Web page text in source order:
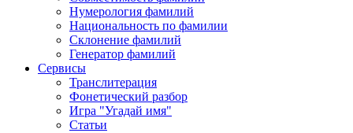
Нумерология фамилий
Национальность по фамилии
Склонение фамилий
Генератор фамилий
Сервисы
Транслитерация
Фонетический разбор
Игра "Угадай имя"
Статьи